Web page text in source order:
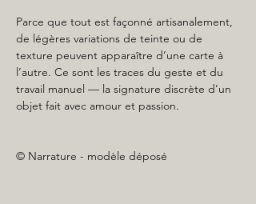
Parce que tout est façonné artisanalement,
de légères variations de teinte ou de
texture peuvent apparaître d’une carte à
l’autre. Ce sont les traces du geste et du
travail manuel — la signature discrète d’un
objet fait avec amour et passion.
© Narrature - modèle déposé